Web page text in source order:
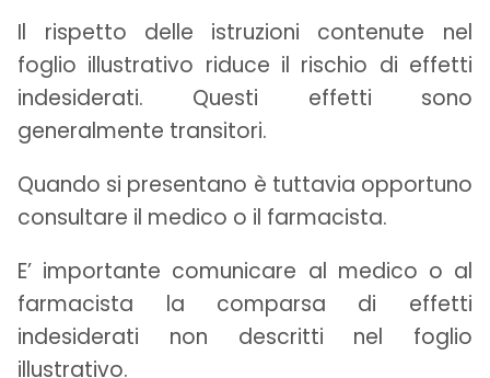
Il rispetto delle istruzioni contenute nel
foglio illustrativo riduce il rischio di effetti
indesiderati. Questi effetti sono
generalmente transitori.
Quando si presentano è tuttavia opportuno
consultare il medico o il farmacista.
E’ importante comunicare al medico o al
farmacista la comparsa di effetti
indesiderati non descritti nel foglio
illustrativo.